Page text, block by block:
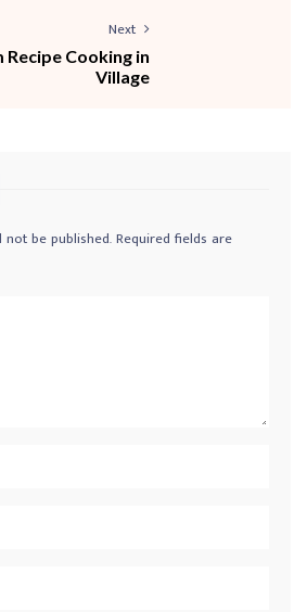
Next
Recipe Cooking in
Village
be published.Required fields are